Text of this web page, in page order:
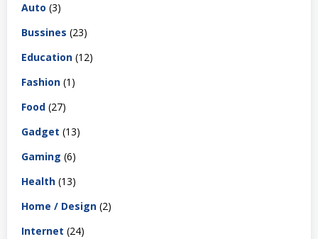
Auto (3)
Bussines (23)
Education (12)
Fashion (1)
Food (27)
Gadget (13)
Gaming (6)
Health (13)
Home / Design (2)
Internet (24)